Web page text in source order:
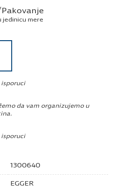
1300640
EGGER
jedinicu mere
isporuci
da vam organizujemo u
isporuci